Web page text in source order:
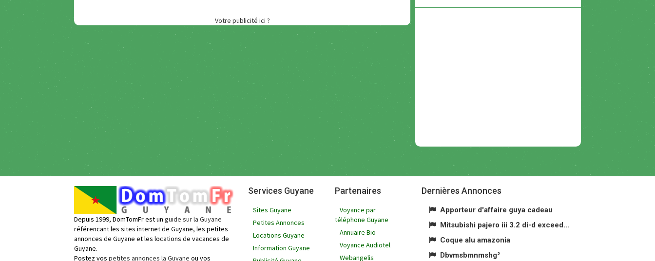
Votre publicité ici ?
Depuis 1999, DomTomFr est un guide sur la Guyane
référencant les sites internet de Guyane, les petites
annonces de Guyane et les locations de vacances de
Guyane.
Postez vos petites annonces la Guyane ou vos
Services Guyane
Sites Guyane
Petites Annonces
Locations Guyane
Information Guyane
Partenaires
Voyance par
téléphone Guyane
Annuaire Bio
Voyance Audiotel
Webangelis
Dernières Annonces
Apporteur d'affaire guya cadeau
Mitsubishi pajero iii 3.2 di-d exceed...
Coque alu amazonia
Dbvmsbmnmshg²